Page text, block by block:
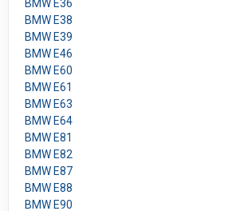
BMW E36
BMW E38
BMW E39
BMW E46
BMW E60
BMW E61
BMW E63
BMW E64
BMW E81
BMW E82
BMW E87
BMW E88
BMW E90